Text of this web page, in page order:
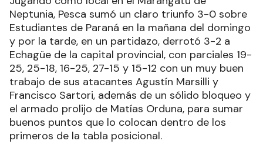
Neptunia, Pesca sumó un claro triunfo 3-0 sobre
Estudiantes de Paraná en la mañana del domingo
y por la tarde, en un partidazo, derrotó 3-2 a
Echagüe de la capital provincial, con parciales 19-
25, 25-18, 16-25, 27-15 y 15-12 con un muy buen
trabajo de sus atacantes Agustín Marsilli y
Francisco Sartori, además de un sólido bloqueo y
el armado prolijo de Matías Orduna, para sumar
buenos puntos que lo colocan dentro de los
primeros de la tabla posicional.